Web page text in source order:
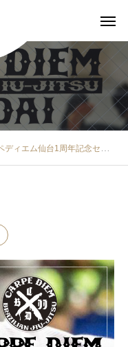
ィエム仙台1周年記念セミナー開催！